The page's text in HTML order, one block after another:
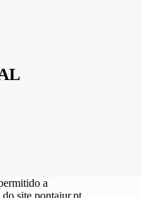
a
site pontajur.pt